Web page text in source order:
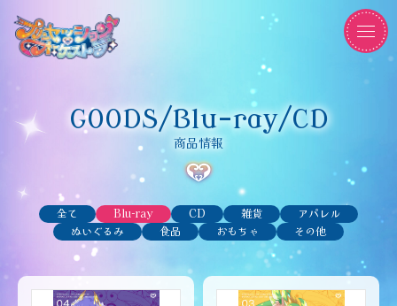
GOODS/Blu-ray/CD
商品情報
全て Blu-ray CD 雑貨
アパレル
ぬいぐるみ
食品 おもちゃ その他